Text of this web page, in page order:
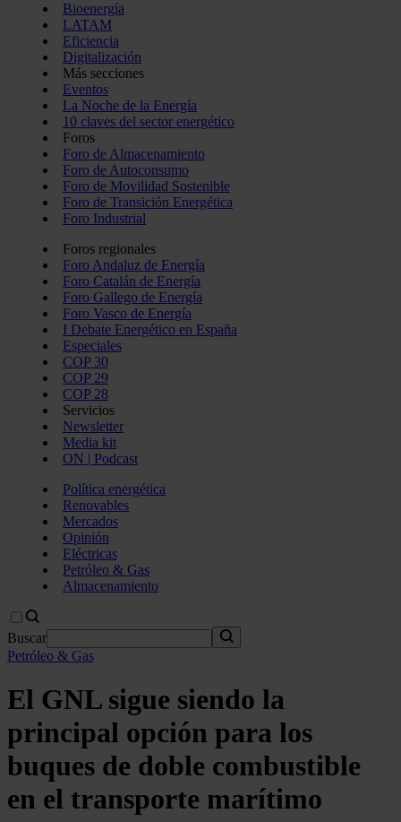
Bioenergía
LATAM
Eficiencia
Digitalización
Más secciones
Eventos
La Noche de la Energía
10 claves del sector energético
Foros
Foro de Almacenamiento
Foro de Autoconsumo
Foro de Movilidad Sostenible
Foro de Transición Energética
Foro Industrial
Foros regionales
Foro Andaluz de Energía
Foro Catalán de Energía
Foro Gallego de Energía
Foro Vasco de Energía
I Debate Energético en España
Especiales
COP 30
COP 29
COP 28
Servicios
Newsletter
Media kit
ON | Podcast
Política energética
Renovables
Mercados
Opinión
Eléctricas
Petróleo & Gas
Almacenamiento
Buscar
Petróleo & Gas
El GNL sigue siendo la
principal opción para los
buques de doble combustible
en el transporte marítimo